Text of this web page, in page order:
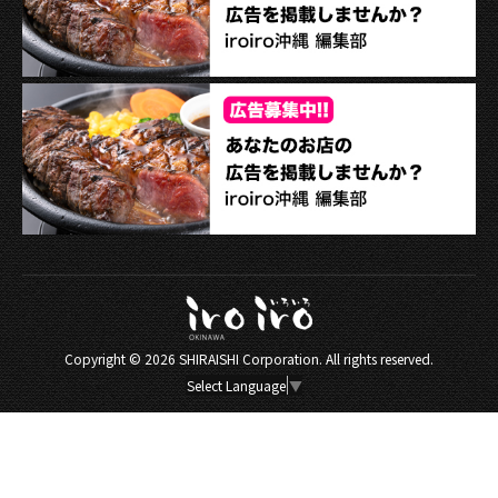
Copyright ©2026 SHIRAISHI Corporation. All rights reserved.
Select Language ▼